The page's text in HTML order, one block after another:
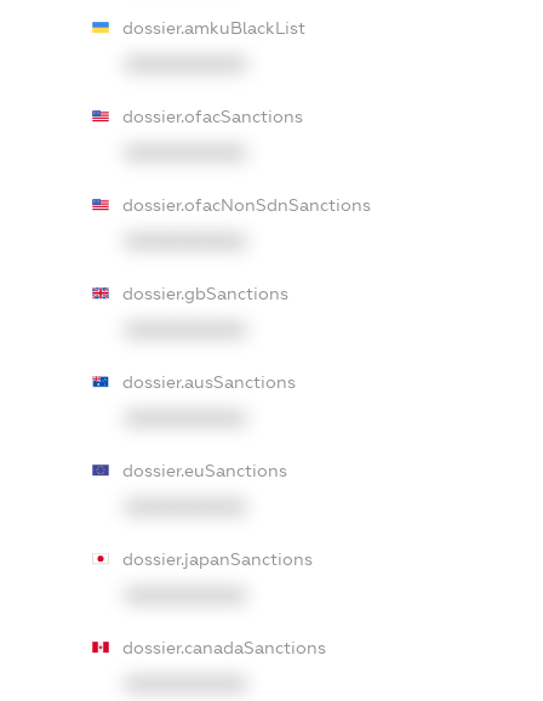
dossier.amkuBlackList
dossier.ofacSanctions
dossier.ofacNonSdnSanctions
dossier.gbSanctions
dossier.ausSanctions
dossier.euSanctions
dossier.japanSanctions
dossier.canadaSanctions